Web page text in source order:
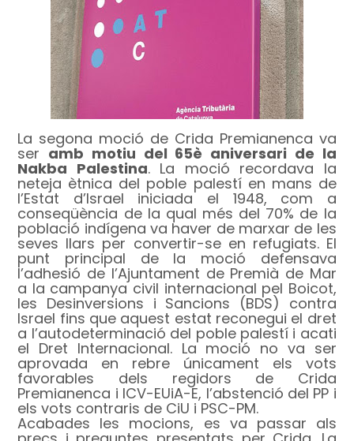
La segona moció de Crida Premianenca va
ser amb motiu del 65è aniversari de la
Nakba Palestina. La moció recordava la
neteja ètnica del poble palestí en mans de
l’Estat d’Israel iniciada el 1948, com a
conseqüència de la qual més del 70% de la
població indígena va haver de marxar de les
seves llars per convertir-se en refugiats. El
punt principal de la moció defensava
l’adhesió de l’Ajuntament de Premià de Mar
a la campanya civil internacional pel Boicot,
les Desinversions i Sancions (BDS) contra
Israel fins que aquest estat reconegui el dret
a l’autodeterminació del poble palestí i acati
el Dret Internacional. La moció no va ser
aprovada en rebre únicament els vots
favorables dels regidors de Crida
Premianenca i ICV-EUiA-E, l’abstenció del PP i
els vots contraris de CiU i PSC-PM.
Acabades les mocions, es va passar als